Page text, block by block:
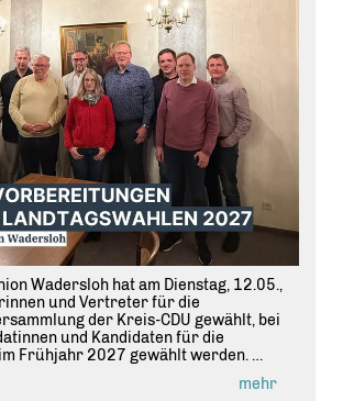
Wadersloh hat am Dienstag, 12.05.,
und Vertreter für die
der Kreis-CDU gewählt, bei
und Kandidaten für die
Frühjahr 2027 gewählt werden.
mehr